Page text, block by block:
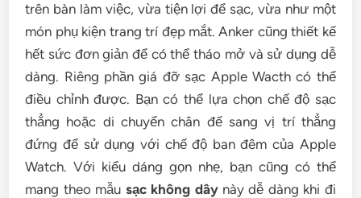
trên bàn làm việc, vừa tiện lợi để sạc, vừa như một
món phụ kiện trang trí đẹp mắt. Anker cũng thiết kế
hết sức đơn giản để có thể tháo mở và sử dụng dễ
dàng. Riêng phần giá đỡ sạc Apple Wacth có thể
điều chỉnh được. Bạn có thể lựa chọn chế độ sạc
thẳng hoặc di chuyển chân đế sang vị trí thẳng
đứng để sử dụng với chế độ ban đêm của Apple
Watch. Với kiểu dáng gọn nhẹ, bạn cũng có thể
mang theo mẫu sạc không dây này dễ dàng khi đi